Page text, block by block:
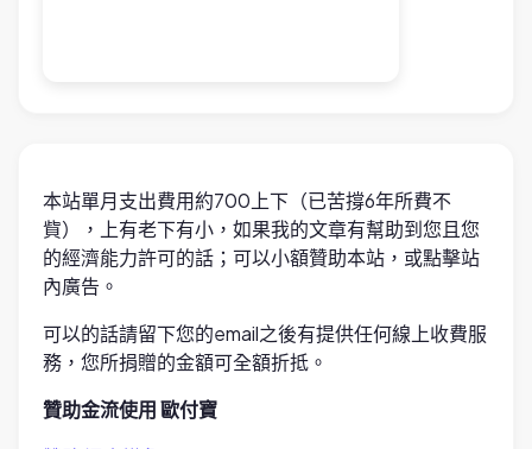
本站單月支出費用約700上下（已苦撐6年所費不
貲），上有老下有小，如果我的文章有幫助到您且您
的經濟能力許可的話；可以小額贊助本站，或點擊站
內廣告。
可以的話請留下您的email之後有提供任何線上收費服
務，您所捐贈的金額可全額折抵。
贊助金流使用 歐付寶